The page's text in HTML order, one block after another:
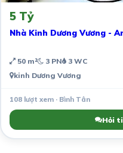
5 Tỷ
Nhà Kinh Dương Vương -
50 m² 3 PN 3 WC
kinh Dương Vương
108 lượt xem · Bình Tân
Hỏi